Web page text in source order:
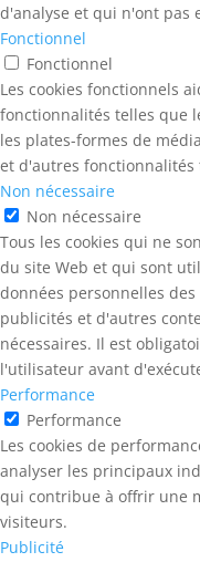
d'analyse et qui n'ont pas
Fonctionnel
Fonctionnel
Les cookies fonctionnels
fonctionnalités telles que
les plates-formes de
et d'autres fonctionnalités
Non nécessaire
Non nécessaire
Tous les cookies qui ne
du site Web et qui sont
données personnelles
publicités et d'autres
nécessaires. Il est
l'utilisateur avant
Performance
Performance
Les cookies de
analyser les principaux
qui contribue à offrir une
visiteurs.
Publicité